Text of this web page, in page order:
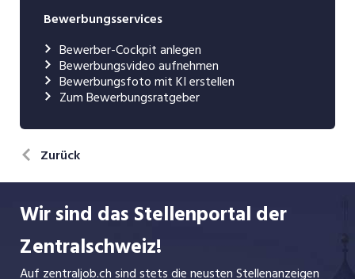
Bewerbungsservices
Bewerber-Cockpit anlegen
Bewerbungsvideo aufnehmen
Bewerbungsfoto mit KI erstellen
Zum Bewerbungsratgeber
Zurück
Wir sind das Stellenportal der
Zentralschweiz!
Auf zentraljob.ch sind stets die neusten Stellenanzeigen